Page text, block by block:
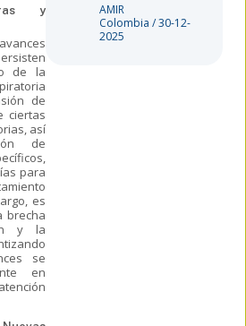
y
de la
de
ciertas
así
de
para
es
brecha
y la
se
en
AMIR
Colombia / 30-12-
2025